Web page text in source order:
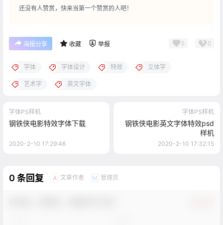
还没有人赞赏，快来当第一个赞赏的人吧！
海报分享 收藏 举报 0 0
字体 字体设计 特效 立体字
艺术字 英文字体
字体PS样机
钢铁侠电影特效字体下载
2020-2-10 17:29:46
字体PS样机
钢铁侠电影英文字体特效psd
样机
2020-2-10 17:32:15
0 条回复 A 文章作者 M 管理员